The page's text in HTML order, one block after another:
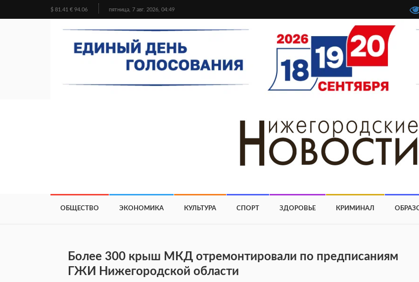
$ 81.41 € 94.06 пятница, 7 авг. 2026, 04:49
ОБЩЕСТВО ЭКОНОМИКА КУЛЬТУРА СПОРТ ЗДОРОВЬЕ КРИМИНАЛ
Более 300 крыш МКД отремонтировали по предписаниям
ГЖИ Нижегородской области